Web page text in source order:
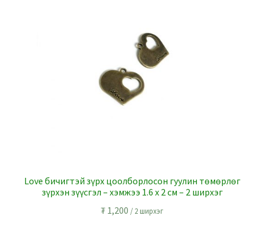
Love бичигтэй зүрх цоолборлосон гуулин төмөрлөг
зүрхэн зүүсгэл – хэмжээ 1.6 x 2 см – 2 ширхэг
₮ 1,200 / 2 ширхэг